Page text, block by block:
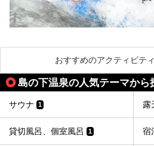
おすすめのアクティビテ
島の下温泉の人気テーマから
サウナ 1 露
貸切風呂、個室風呂 1 宿